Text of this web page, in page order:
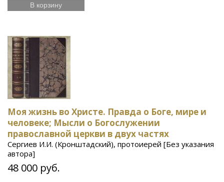
В корзину
Моя жизнь во Христе. Правда о Боге, мире и
человеке; Мысли о Богослужении
православной церкви в двух частях
Сергиев И.И. (Кронштадский), протоиерей [Без указания
автора]
48 000 руб.